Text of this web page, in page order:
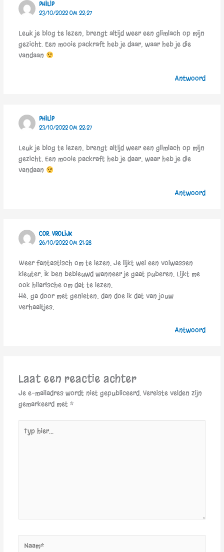
PHILIP
23/10/2022 OM 22:27
Leuk je blog te lezen, brengt altijd weer een glimlach op mijn
gezicht. Een mooie packraft heb je daar, waar heb je die
vandaan
Antwoord
PHILIP
23/10/2022 OM 22:27
Leuk je blog te lezen, brengt altijd weer een glimlach op mijn
gezicht. Een mooie packraft heb je daar, waar heb je die
vandaan
Antwoord
COR. VROLIJK
26/10/2022 OM 21:28
Weer fantastisch om te lezen. Je lijkt wel een volwassen
kleuter. Ik ben bebieuwd wanneer je gaat puberen. Lijkt me
ook hilarische om dat te lezen.
Hé, ga door met genieten, dan doe ik dat van jouw
verhaaltjes.
Antwoord
Laat een reactie achter
Je e-mailadres wordt niet gepubliceerd. Vereiste velden zijn
gemarkeerd met *
hier...